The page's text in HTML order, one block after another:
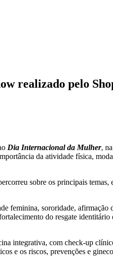
realizado pelo
Dia Internacional da Mulher,
da atividade física,
sobre os principais temas,
feminina, sororidade, afirmação
do resgate identitário
integrativa, com check-up
e os riscos, prevenções e